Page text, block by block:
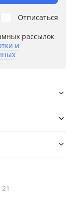
рассылок
и
Отписаться